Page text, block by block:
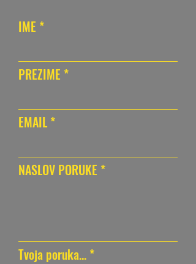
IME
PREZIME
EMAIL
NASLOV PORUKE
Tvoja poruka...